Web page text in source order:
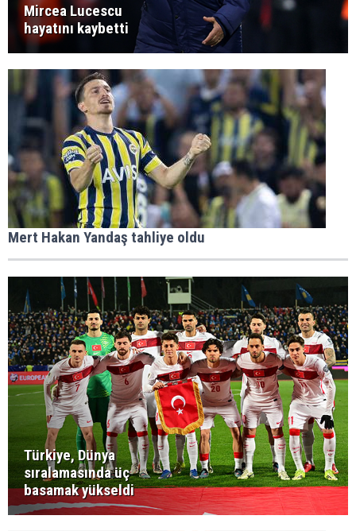
Mircea Lucescu
hayatını kaybetti
Mert Hakan Yandaş tahliye oldu
Türkiye, Dünya
sıralamasında üç
basamak yükseldi